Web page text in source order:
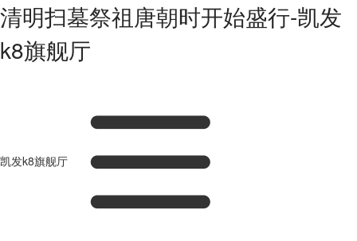
清明扫墓祭祖唐朝时开始盛行-凯发
k8旗舰厅
凯发k8旗舰厅